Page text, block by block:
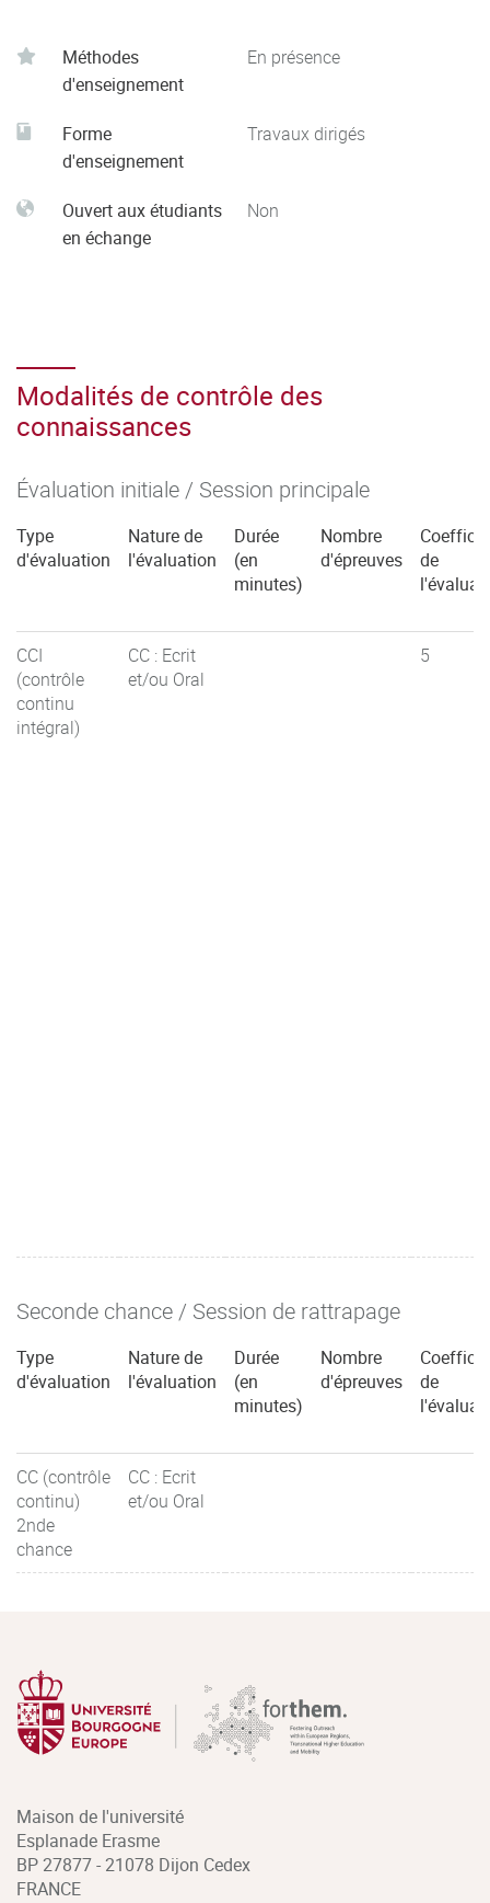
Méthodes
d'enseignement
En présence
Forme
d'enseignement
Travaux dirigés
Ouvert aux étudiants
en échange
Non
Modalités de contrôle des
connaissances
Évaluation initiale / Session principale
Type
d'évaluation
Nature de
l'évaluation
Durée
(en
minutes)
Nombre
d'épreuves
de
CCI
(contrôle
continu
intégral)
CC : Ecrit
et/ou Oral
5
Seconde chance / Session de rattrapage
Type
d'évaluation
Nature de
l'évaluation
Durée
(en
minutes)
Nombre
d'épreuves
de
CC (contrôle
continu)
2nde
chance
CC : Ecrit
et/ou Oral
Maison de l'université
Esplanade Erasme
BP 27877 - 21078 Dijon Cedex
FRANCE